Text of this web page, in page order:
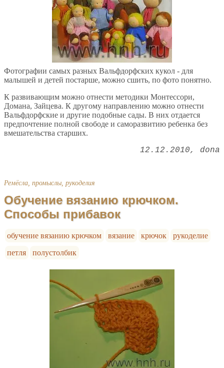
Фотографии самых разных Вальфдорфских кукол - для
малышей и детей постарше, можно сшить, по фото понятно.
К развивающим можно отнести методики Монтессори,
Домана, Зайцева. К другому направлению можно отнести
Вальфдорфские и другие подобные сады. В них отдается
предпочтение полной свободе и саморазвитию ребенка без
вмешательства старших.
12.12.2010 dona
Ремёсла, промыслы, рукоделия
Обучение вязанию крючком.
Способы прибавок
обучение вязанию крючком вязание крючок
рукоделие
петля
полустолбик